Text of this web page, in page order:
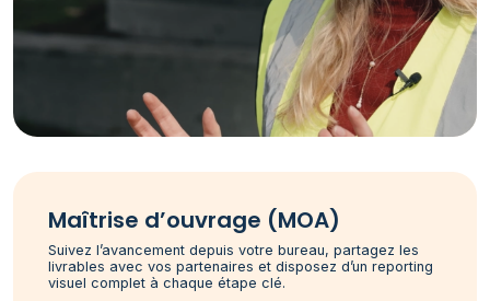
Maîtrise d’ouvrage (MOA)
Suivez l’avancement depuis votre bureau, partagez les
livrables avec vos partenaires et disposez d’un reporting
visuel complet à chaque étape clé.